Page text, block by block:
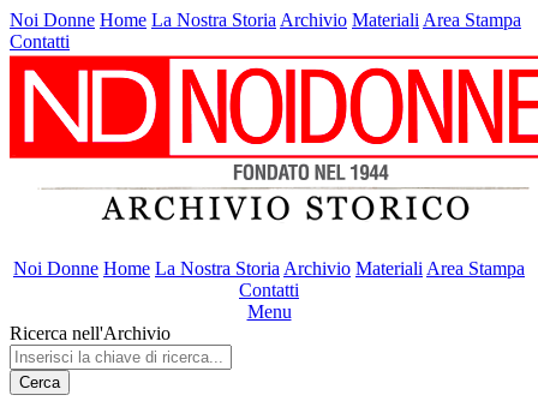
Noi Donne Home La Nostra Storia Archivio Materiali Area Stampa
Contatti
Noi Donne Home La Nostra Storia Archivio Materiali Area Stampa
Contatti
Menu
Ricerca nell'Archivio
Cerca